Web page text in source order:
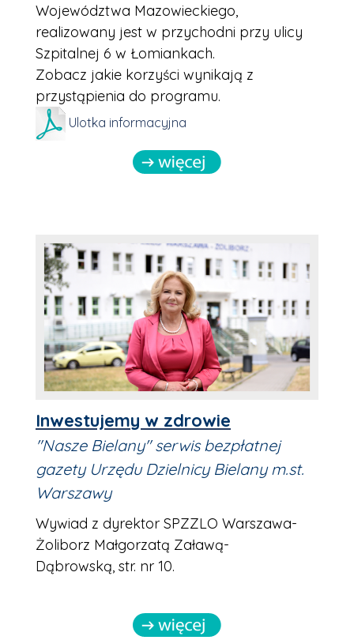
Województwa Mazowieckiego,
realizowany jest w przychodni przy ulicy
Szpitalnej 6 w Łomiankach.
Zobacz jakie korzyści wynikają z
przystąpienia do programu.
Ulotka informacyjna
Inwestujemy w zdrowie
"Nasze Bielany" serwis bezpłatnej
gazety Urzędu Dzielnicy Bielany m.st.
Warszawy
Wywiad z dyrektor SPZZLO Warszawa-
Żoliborz Małgorzatą Załawą-
Dąbrowską, str. nr 10.